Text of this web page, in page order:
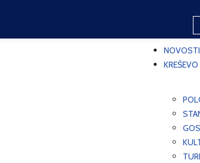
NOVOSTI
KREŠEVO